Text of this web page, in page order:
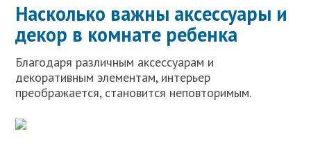
Насколько важны аксессуары и
декор в комнате ребенка
Благодаря различным аксессуарам и
декоративным элементам, интерьер
преображается, становится неповторимым.